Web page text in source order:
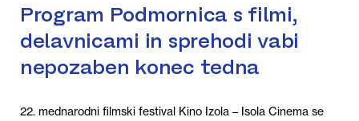
Program Podmornica s filmi,
delavnicami in sprehodi vabi
nepozaben konec tedna
22. mednarodni filmski festival Kino Izola – Isola Cinema se